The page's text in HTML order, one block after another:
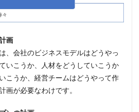
画
、会社のビジネスモデルはどうやっ
いこうか、人材をどうしていこうか
こうか、経営チームはどうやって作
画が必要なわけです。